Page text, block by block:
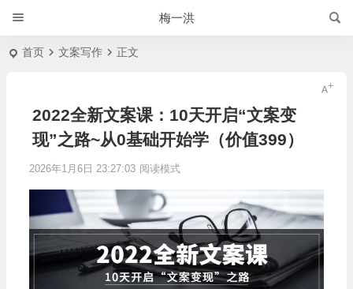
梅一洪
首页 文案写作 正文
2022全新文案课：10天开启“文案变
现”之路~从0基础开始学（价值399）
2026年1月6日 23:27:03 阅读模式